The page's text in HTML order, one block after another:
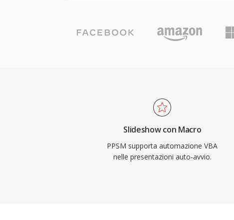
Slideshow con Macro
PPSM supporta automazione VBA
nelle presentazioni auto-avvio.